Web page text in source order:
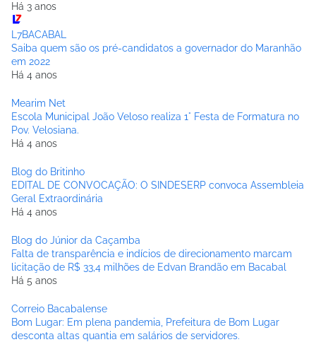
Há 3 anos
L7BACABAL
Saiba quem são os pré-candidatos a governador do Maranhão
em 2022
Há 4 anos
Mearim Net
Escola Municipal João Veloso realiza 1° Festa de Formatura no
Pov. Velosiana.
Há 4 anos
Blog do Britinho
EDITAL DE CONVOCAÇÃO: O SINDESERP convoca Assembleia
Geral Extraordinária
Há 4 anos
Blog do Júnior da Caçamba
Falta de transparência e indícios de direcionamento marcam
licitação de R$ 33,4 milhões de Edvan Brandão em Bacabal
Há 5 anos
Correio Bacabalense
Bom Lugar: Em plena pandemia, Prefeitura de Bom Lugar
desconta altas quantia em salários de servidores.